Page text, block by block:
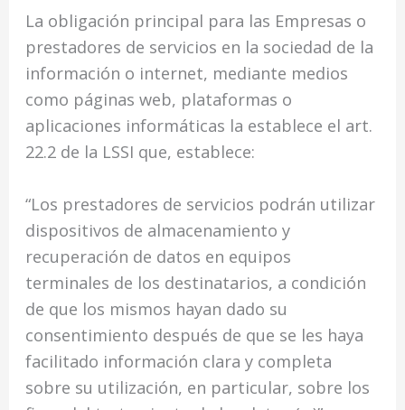
La obligación principal para las Empresas o
prestadores de servicios en la sociedad de la
información o internet, mediante medios
como páginas web, plataformas o
aplicaciones informáticas la establece el art.
22.2 de la LSSI que, establece:
“Los prestadores de servicios podrán utilizar
dispositivos de almacenamiento y
recuperación de datos en equipos
terminales de los destinatarios, a condición
de que los mismos hayan dado su
consentimiento después de que se les haya
facilitado información clara y completa
sobre su utilización, en particular, sobre los